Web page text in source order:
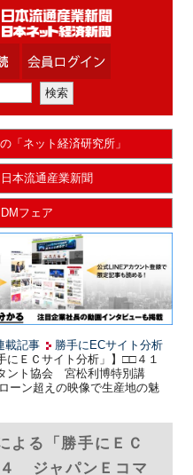
「ネット経済研究所」
日本流通産業新聞
DMフェア
載記事
勝手にECサイト分析
にＥＣサイト分析」】□□４１
ント協会 宮松利博特別講
ン超えの映像で生産地の魅
よる「勝手にＥＣ
ジャパンＥコマ